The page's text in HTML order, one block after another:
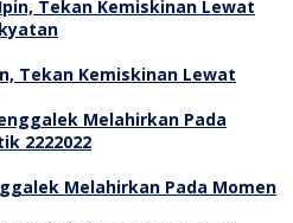
Tekan Kemiskinan Lewat
Melahirkan Pada Momen